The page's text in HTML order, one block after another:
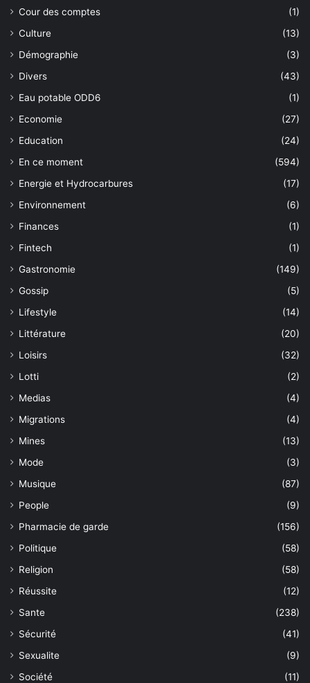
Cour des comptes
(1)
Culture
(13)
Démographie
(3)
Divers
(43)
Eau potable ODD6
(1)
Economie
(27)
Education
(24)
En ce moment
(594)
Energie et Hydrocarbures
(17)
Environnement
(6)
Finances
(1)
Fintech
(1)
Gastronomie
(149)
Gossip
(5)
Lifestyle
(14)
Littérature
(20)
Loisirs
(32)
Lotti
(2)
Medias
(4)
Migrations
(4)
Mines
(13)
Mode
(3)
Musique
(87)
People
(9)
Pharmacie de garde
(156)
Politique
(58)
Religion
(58)
Réussite
(12)
Sante
(238)
Sécurité
(41)
Sexualite
(9)
Société
(11)